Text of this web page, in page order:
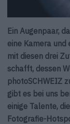
Ein Augenpaar,
eine Kamera
mit diesen drei
schafft, dessen
photoSCHWEIZ
gibt es bei uns
einige Talente,
Fotografie-